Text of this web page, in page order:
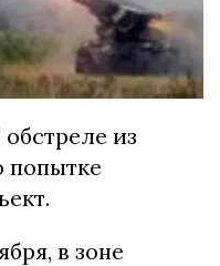
из
попытке
в зоне